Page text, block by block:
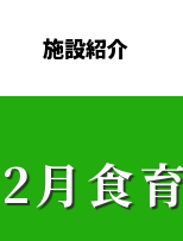
施設紹介
月食